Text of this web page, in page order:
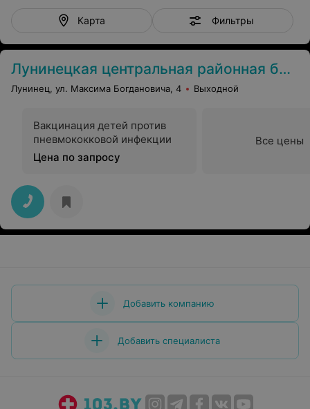
Карта Фильтры
Лунинецкая центральная районная больница
Лунинец, ул. Максима Богдановича, 4 Выходной
Вакцинация детей против
пневмококковой инфекции
Цена по запросу
Все цены
Добавить компанию
Добавить специалиста